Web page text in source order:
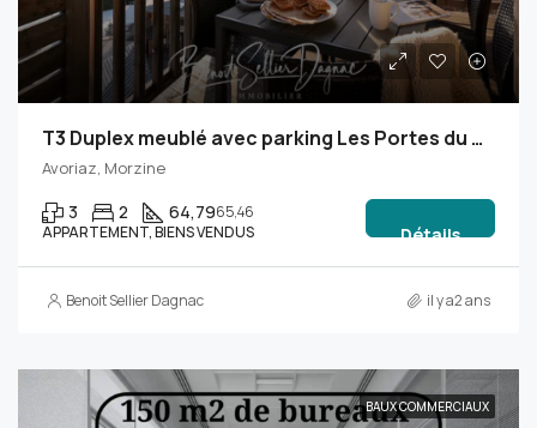
T3 Duplex meublé avec parking Les Portes du Soleil Avoriaz
Avoriaz, Morzine
3 2 64,7965,46
APPARTEMENT, BIENS VENDUS
Détails
Benoit Sellier Dagnac il y a2 ans
BAUX COMMERCIAUX